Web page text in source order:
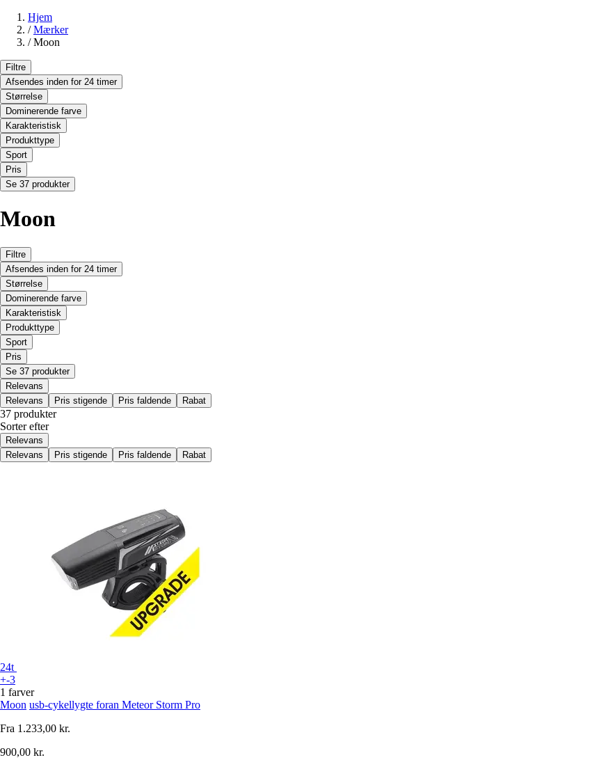
Hjem
/ Mærker
/ Moon
Filtre
Afsendes inden for 24 timer
Størrelse
Dominerende farve
Karakteristisk
Produkttype
Sport
Pris
Se 37 produkter
Moon
Filtre
Afsendes inden for 24 timer
Størrelse
Dominerende farve
Karakteristisk
Produkttype
Sport
Pris
Se 37 produkter
Relevans
Relevans
Pris stigende Pris faldende Rabat
37 produkter
Sorter efter
Relevans
Relevans
Pris stigende Pris faldende Rabat
24t
+-3
1 farver
Moon usb-cykellygte foran Meteor Storm Pro
Fra 1.233,00 kr.
900,00 kr.